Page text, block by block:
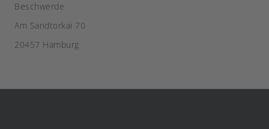
Beschwerde
Am Sandtorkai 70
20457 Hamburg